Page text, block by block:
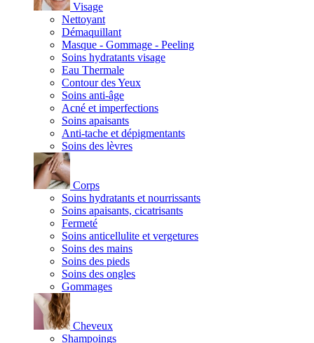
Visage
Nettoyant
Démaquillant
Masque - Gommage - Peeling
Soins hydratants visage
Eau Thermale
Contour des Yeux
Soins anti-âge
Acné et imperfections
Soins apaisants
Anti-tache et dépigmentants
Soins des lèvres
Corps
Soins hydratants et nourrissants
Soins apaisants, cicatrisants
Fermeté
Soins anticellulite et vergetures
Soins des mains
Soins des pieds
Soins des ongles
Gommages
Cheveux
Shampoings